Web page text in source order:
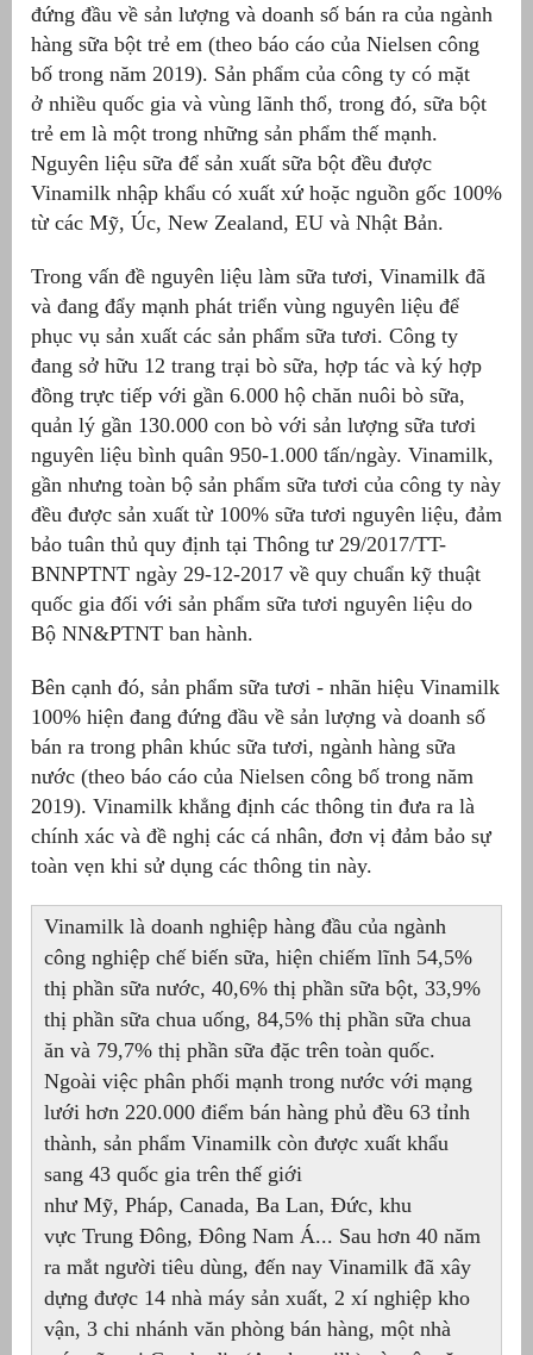
đứng đầu về sản lượng và doanh số bán ra của ngành
hàng sữa bột trẻ em (theo báo cáo của Nielsen công
bố trong năm 2019). Sản phẩm của công ty có mặt
ở nhiều quốc gia và vùng lãnh thổ, trong đó, sữa bột
trẻ em là một trong những sản phẩm thế mạnh.
Nguyên liệu sữa để sản xuất sữa bột đều được
Vinamilk nhập khẩu có xuất xứ hoặc nguồn gốc 100%
từ các Mỹ, Úc, New Zealand, EU và Nhật Bản.
Trong vấn đề nguyên liệu làm sữa tươi, Vinamilk đã
và đang đẩy mạnh phát triển vùng nguyên liệu để
phục vụ sản xuất các sản phẩm sữa tươi. Công ty
đang sở hữu 12 trang trại bò sữa, hợp tác và ký hợp
đồng trực tiếp với gần 6.000 hộ chăn nuôi bò sữa,
quản lý gần 130.000 con bò với sản lượng sữa tươi
nguyên liệu bình quân 950-1.000 tấn/ngày. Vinamilk,
gần nhưng toàn bộ sản phẩm sữa tươi của công ty này
đều được sản xuất từ 100% sữa tươi nguyên liệu, đảm
bảo tuân thủ quy định tại Thông tư 29/2017/TT-
BNNPTNT ngày 29-12-2017 về quy chuẩn kỹ thuật
quốc gia đối với sản phẩm sữa tươi nguyên liệu do
Bộ NN&PTNT ban hành.
Bên cạnh đó, sản phẩm sữa tươi - nhãn hiệu Vinamilk
100% hiện đang đứng đầu về sản lượng và doanh số
bán ra trong phân khúc sữa tươi, ngành hàng sữa
nước (theo báo cáo của Nielsen công bố trong năm
2019). Vinamilk khẳng định các thông tin đưa ra là
chính xác và đề nghị các cá nhân, đơn vị đảm bảo sự
toàn vẹn khi sử dụng các thông tin này.
Vinamilk là doanh nghiệp hàng đầu của ngành
công nghiệp chế biến sữa, hiện chiếm lĩnh 54,5%
thị phần sữa nước, 40,6% thị phần sữa bột, 33,9%
thị phần sữa chua uống, 84,5% thị phần sữa chua
ăn và 79,7% thị phần sữa đặc trên toàn quốc.
Ngoài việc phân phối mạnh trong nước với mạng
lưới hơn 220.000 điểm bán hàng phủ đều 63 tỉnh
thành, sản phẩm Vinamilk còn được xuất khẩu
sang 43 quốc gia trên thế giới
như Mỹ, Pháp, Canada, Ba Lan, Đức, khu
vực Trung Đông, Đông Nam Á... Sau hơn 40 năm
ra mắt người tiêu dùng, đến nay Vinamilk đã xây
dựng được 14 nhà máy sản xuất, 2 xí nghiệp kho
vận, 3 chi nhánh văn phòng bán hàng, một nhà